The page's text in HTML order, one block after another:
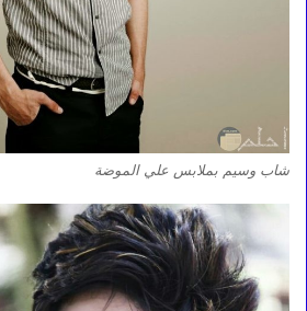
شاب وسيم بملابس علي الموضة